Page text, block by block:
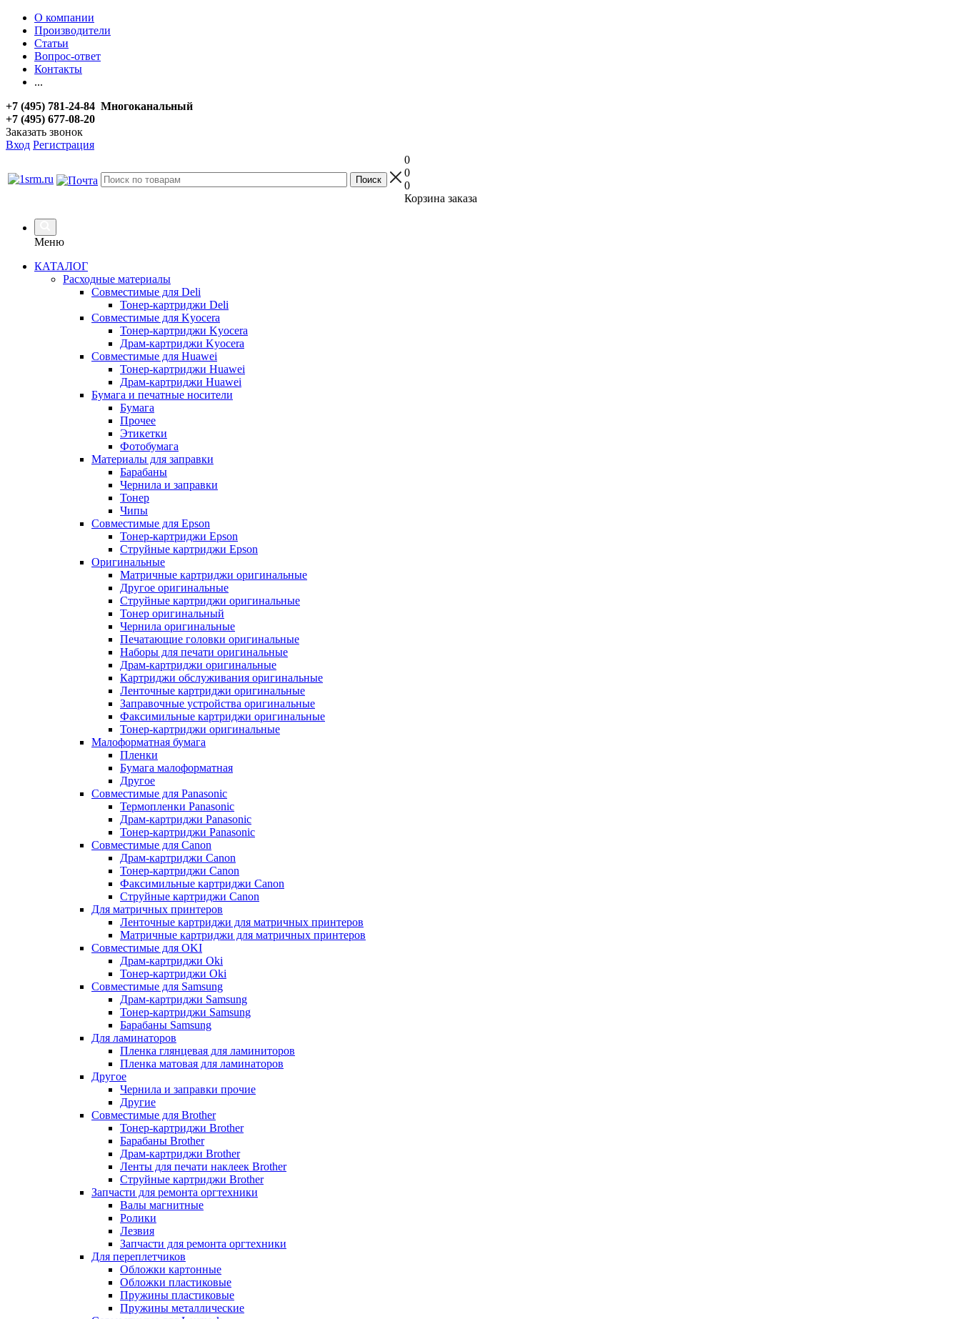
О компании
Производители
Статьи
Вопрос-ответ
Контакты
...
+7 (495) 781-24-84 Многоканальный
+7 (495) 677-08-20
Заказать звонок
Вход Регистрация
0
0
0
Корзина заказа
Меню
КАТАЛОГ
Расходные материалы
Совместимые для Deli
Тонер-картриджи Deli
Совместимые для Kyocera
Тонер-картриджи Kyocera
Драм-картриджи Kyocera
Совместимые для Huawei
Тонер-картриджи Huawei
Драм-картриджи Huawei
Бумага и печатные носители
Бумага
Прочее
Этикетки
Фотобумага
Материалы для заправки
Барабаны
Чернила и заправки
Тонер
Чипы
Совместимые для Epson
Тонер-картриджи Epson
Струйные картриджи Epson
Оригинальные
Матричные картриджи оригинальные
Другое оригинальные
Струйные картриджи оригинальные
Тонер оригинальный
Чернила оригинальные
Печатающие головки оригинальные
Наборы для печати оригинальные
Драм-картриджи оригинальные
Картриджи обслуживания оригинальные
Ленточные картриджи оригинальные
Заправочные устройства оригинальные
Факсимильные картриджи оригинальные
Тонер-картриджи оригинальные
Малоформатная бумага
Пленки
Бумага малоформатная
Другое
Совместимые для Panasonic
Термопленки Panasonic
Драм-картриджи Panasonic
Тонер-картриджи Panasonic
Совместимые для Canon
Драм-картриджи Canon
Тонер-картриджи Canon
Факсимильные картриджи Canon
Струйные картриджи Canon
Для матричных принтеров
Ленточные картриджи для матричных принтеров
Матричные картриджи для матричных принтеров
Совместимые для OKI
Драм-картриджи Oki
Тонер-картриджи Oki
Совместимые для Samsung
Драм-картриджи Samsung
Тонер-картриджи Samsung
Барабаны Samsung
Для ламинаторов
Пленка глянцевая для ламиниторов
Пленка матовая для ламинаторов
Другое
Чернила и заправки прочие
Другие
Совместимые для Brother
Тонер-картриджи Brother
Барабаны Brother
Драм-картриджи Brother
Ленты для печати наклеек Brother
Струйные картриджи Brother
Запчасти для ремонта оргтехники
Валы магнитные
Ролики
Лезвия
Запчасти для ремонта оргтехники
Для переплетчиков
Обложки картонные
Обложки пластиковые
Пружины пластиковые
Пружины металлические